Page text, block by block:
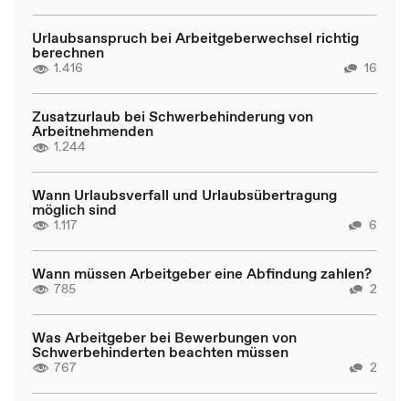
Urlaubsanspruch bei Arbeitgeberwechsel richtig
berechnen
1.416 16
Zusatzurlaub bei Schwerbehinderung von
Arbeitnehmenden
1.244
Wann Urlaubsverfall und Urlaubsübertragung
möglich sind
1.117 6
Wann müssen Arbeitgeber eine Abfindung zahlen?
785 2
Was Arbeitgeber bei Bewerbungen von
Schwerbehinderten beachten müssen
767 2